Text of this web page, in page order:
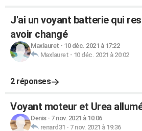
J'ai un voyant batterie qui
avoir changé
Maxlauret - 10 déc. 2021 à 17:22
Maxlauret - 10 déc. 2021 à 20:02
2 réponses
Voyant moteur et Urea
Denis- 7 nov. 2021 à 10:06
renard31 - 7 nov. 2021 à 19:36